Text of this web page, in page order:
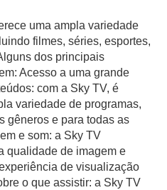
uma ampla variedade
filmes, séries, esportes,
dos principais
Acesso a uma grande
com a Sky TV, é
variedade de programas,
gêneros e para todas as
e som: a Sky TV
qualidade de imagem e
de visualização
o que assistir: a Sky TV